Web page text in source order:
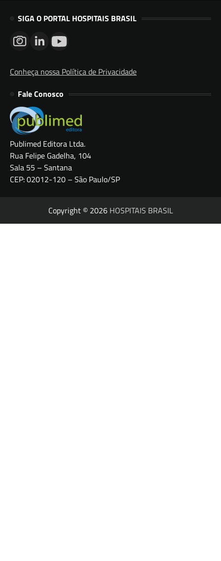
SIGA O PORTAL HOSPITAIS BRASIL
Conheça nossa Política de Privacidade
Fale Conosco
Publimed Editora Ltda.
Rua Felipe Gadelha, 104
Sala 55 – Santana
CEP: 02012-120 – São Paulo/SP
Copyright © 2026 HOSPITAIS BRASIL